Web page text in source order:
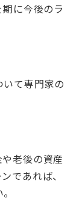
に今後のラ
て専門家の
老後の資産
であれば、